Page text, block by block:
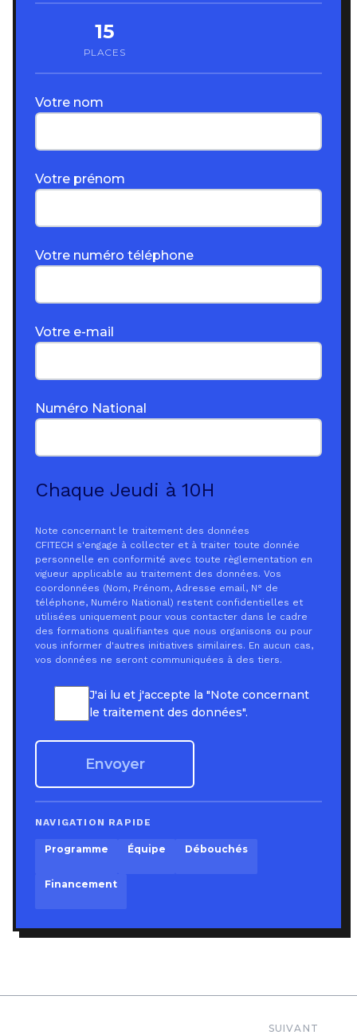
15
PLACES
Votre nom
Votre prénom
Votre numéro téléphone
Votre e-mail
Numéro National
Chaque Jeudi à 10H
Note concernant le traitement des données
CFITECH s'engage à collecter et à traiter toute donnée
personnelle en conformité avec toute règlementation en
vigueur applicable au traitement des données. Vos
coordonnées (Nom, Prénom, Adresse email, N° de
téléphone, Numéro National) restent confidentielles et
utilisées uniquement pour vous contacter dans le cadre
des formations qualifiantes que nous organisons ou pour
vous informer d'autres initiatives similaires. En aucun cas,
vos données ne seront communiquées à des tiers.
J'ai lu et j'accepte la "Note concernant
le traitement des données".
NAVIGATION RAPIDE
Programme Équipe Débouchés
Financement
SUIVANT